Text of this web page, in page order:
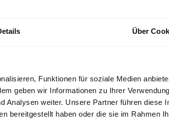
Über
Funktionen für soziale Medien
geben wir Informationen zu Ihrer
Analysen weiter. Unsere Partner führen diese
bereitgestellt haben oder die sie im Rahmen
Preis inkl.